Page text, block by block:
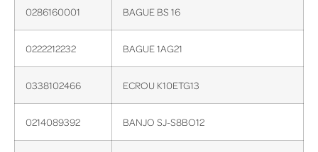
0286160001 BAGUE BS 16
0222212232 BAGUE 1AG21
0338102466 ECROU K10ETG13
0214089392 BANJO SJ-S8BO12